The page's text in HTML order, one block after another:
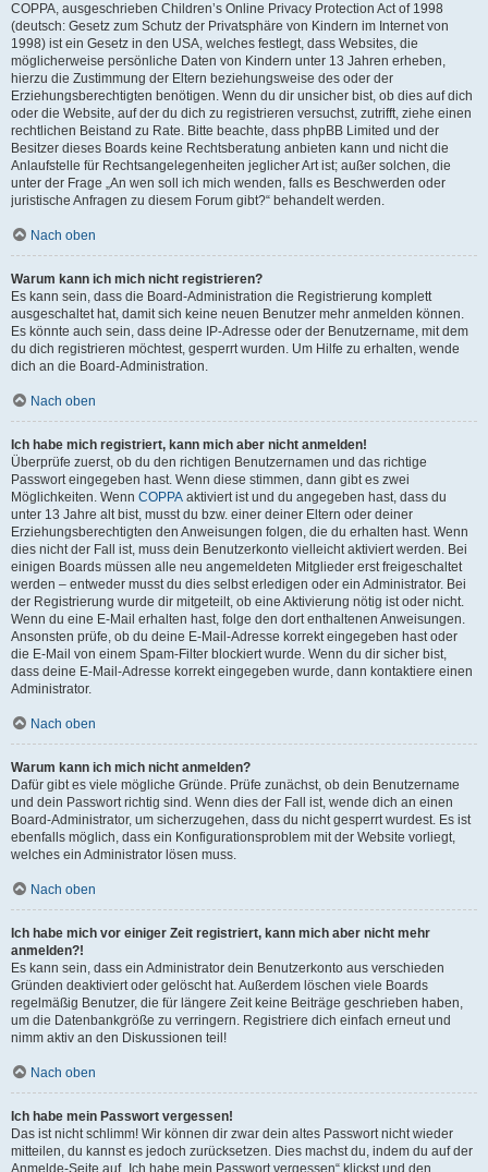
COPPA, ausgeschrieben Children’s Online Privacy Protection Act of 1998
(deutsch: Gesetz zum Schutz der Privatsphäre von Kindern im Internet von
1998) ist ein Gesetz in den USA, welches festlegt, dass Websites, die
möglicherweise persönliche Daten von Kindern unter 13 Jahren erheben,
hierzu die Zustimmung der Eltern beziehungsweise des oder der
Erziehungsberechtigten benötigen. Wenn du dir unsicher bist, ob dies auf dich
oder die Website, auf der du dich zu registrieren versuchst, zutrifft, ziehe einen
rechtlichen Beistand zu Rate. Bitte beachte, dass phpBB Limited und der
Besitzer dieses Boards keine Rechtsberatung anbieten kann und nicht die
Anlaufstelle für Rechtsangelegenheiten jeglicher Art ist; außer solchen, die
unter der Frage „An wen soll ich mich wenden, falls es Beschwerden oder
juristische Anfragen zu diesem Forum gibt?“ behandelt werden.
Nach oben
Warum kann ich mich nicht registrieren?
Es kann sein, dass die Board-Administration die Registrierung komplett
ausgeschaltet hat, damit sich keine neuen Benutzer mehr anmelden können.
Es könnte auch sein, dass deine IP-Adresse oder der Benutzername, mit dem
du dich registrieren möchtest, gesperrt wurden. Um Hilfe zu erhalten, wende
dich an die Board-Administration.
Nach oben
Ich habe mich registriert, kann mich aber nicht anmelden!
Überprüfe zuerst, ob du den richtigen Benutzernamen und das richtige
Passwort eingegeben hast. Wenn diese stimmen, dann gibt es zwei
Möglichkeiten. Wenn COPPA aktiviert ist und du angegeben hast, dass du
unter 13 Jahre alt bist, musst du bzw. einer deiner Eltern oder deiner
Erziehungsberechtigten den Anweisungen folgen, die du erhalten hast. Wenn
dies nicht der Fall ist, muss dein Benutzerkonto vielleicht aktiviert werden. Bei
einigen Boards müssen alle neu angemeldeten Mitglieder erst freigeschaltet
werden – entweder musst du dies selbst erledigen oder ein Administrator. Bei
der Registrierung wurde dir mitgeteilt, ob eine Aktivierung nötig ist oder nicht.
Wenn du eine E-Mail erhalten hast, folge den dort enthaltenen Anweisungen.
Ansonsten prüfe, ob du deine E-Mail-Adresse korrekt eingegeben hast oder
die E-Mail von einem Spam-Filter blockiert wurde. Wenn du dir sicher bist,
dass deine E-Mail-Adresse korrekt eingegeben wurde, dann kontaktiere einen
Administrator.
Nach oben
Warum kann ich mich nicht anmelden?
Dafür gibt es viele mögliche Gründe. Prüfe zunächst, ob dein Benutzername
und dein Passwort richtig sind. Wenn dies der Fall ist, wende dich an einen
Board-Administrator, um sicherzugehen, dass du nicht gesperrt wurdest. Es ist
ebenfalls möglich, dass ein Konfigurationsproblem mit der Website vorliegt,
welches ein Administrator lösen muss.
Nach oben
Ich habe mich vor einiger Zeit registriert, kann mich aber nicht mehr
anmelden?!
Es kann sein, dass ein Administrator dein Benutzerkonto aus verschieden
Gründen deaktiviert oder gelöscht hat. Außerdem löschen viele Boards
regelmäßig Benutzer, die für längere Zeit keine Beiträge geschrieben haben,
um die Datenbankgröße zu verringern. Registriere dich einfach erneut und
nimm aktiv an den Diskussionen teil!
Nach oben
Ich habe mein Passwort vergessen!
Das ist nicht schlimm! Wir können dir zwar dein altes Passwort nicht wieder
mitteilen, du kannst es jedoch zurücksetzen. Dies machst du, indem du auf der
Anmelde-Seite auf „Ich habe mein Passwort vergessen“ klickst und den